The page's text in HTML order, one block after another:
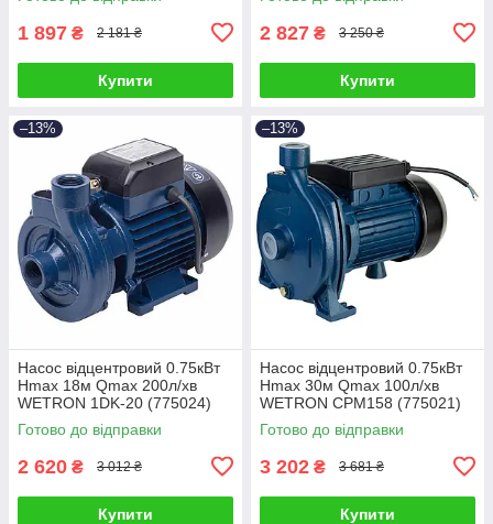
1 897 ₴ 2 181 ₴
Купити
2 827 ₴ 3 250 ₴
Купити
–13%
Насос відцентровий 0.75кВт
Hmax 18м Qmax 200л/хв
WETRON 1DK-20 (775024)
Готово до відправки
2 620 ₴ 3 012 ₴
Купити
–13%
Насос відцентровий 0.75кВт
Hmax 30м Qmax 100л/хв
WETRON CPM158 (775021)
Готово до відправки
3 202 ₴ 3 681 ₴
Купити